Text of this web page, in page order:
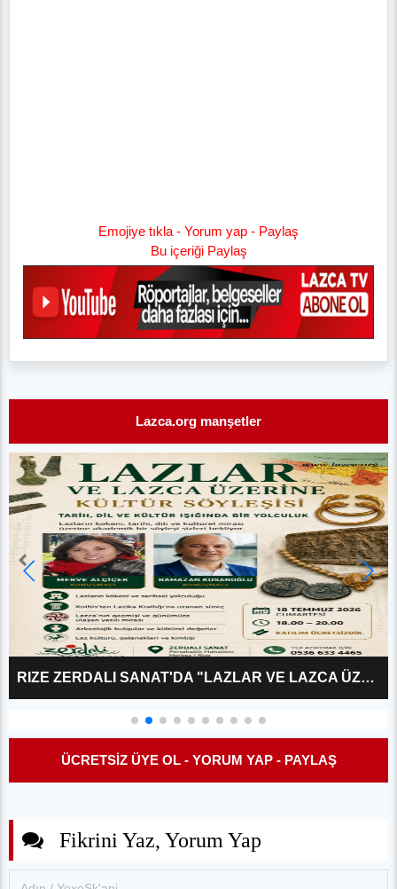
Emojiye tıkla - Yorum yap - Paylaş
Bu içeriği Paylaş
Lazca.org manşetler
RIZE ZERDALI SANAT'DA "LAZLAR VE LAZCA ÜZERINE?" KÜLTÜR SÖYLEŞISI
ÜCRETSİZ ÜYE OL - YORUM YAP - PAYLAŞ
Fikrini Yaz, Yorum Yap